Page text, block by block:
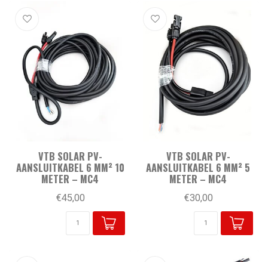
VTB SOLAR PV-
AANSLUITKABEL 6 MM² 10
METER – MC4
€45,00
VTB SOLAR PV-
AANSLUITKABEL 6 MM² 5
METER – MC4
€30,00